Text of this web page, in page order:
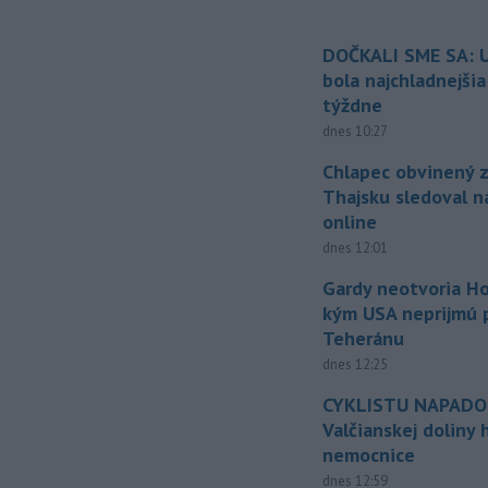
DOČKALI SME SA:
bola
týždne
dnes 10:27
Chlapec obvinený
Thajsku sledoval
online
dnes 12:01
Gardy neotvoria
kým USA neprijmú
Teheránu
dnes 12:25
CYKLISTU
Valčianskej doliny
nemocnice
dnes 12:59